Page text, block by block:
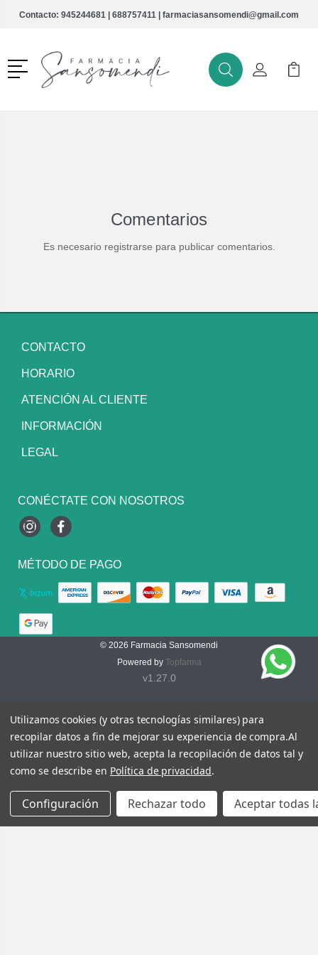
Contacto: 945244681 | 688757411 | farmaciasansomendi@gmail.com
Menú
BuscarMi Cuenta
Mi
Comentarios
Es necesario registrarse para publicar comentarios.
CONTACTO
HORARIO
ATENCIÓN AL CLIENTE
INFORMACIÓN
LEGAL
CONÉCTATE CON NOSOTROS
InstagramFacebook
MÉTODO DE PAGO
© 2026 Farmacia Sansomendi
Powered by Topfarma
v1.27.0
Utilizamos cookies (y otras tecnologías similares) para
recopilar datos a fin de mejorar su experiencia de compra.Al
utilizar nuestro sitio web, acepta la recopilación de datos tal y
como se describe en Política de privacidad.
Configuración Rechazar todo Aceptar todas